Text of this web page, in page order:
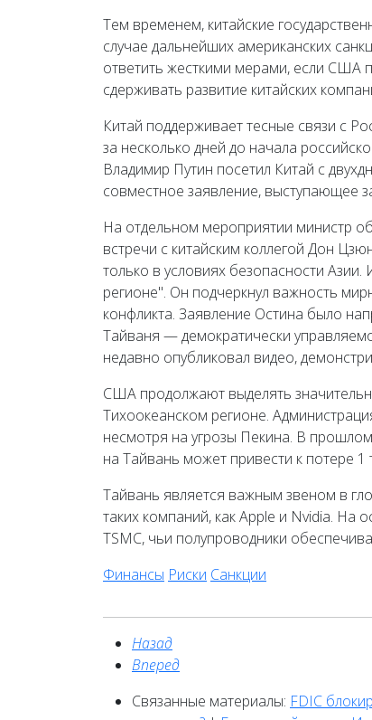
Тем временем, китайские
случае дальнейших американских
ответить жесткими мерами, если США
сдерживать развитие китайских
Китай поддерживает тесные связи с
за несколько дней до начала
Владимир Путин посетил Китай с
совместное заявление, выступающее
На отдельном мероприятии министр
встречи с китайским коллегой Дон
только в условиях безопасности
регионе". Он подчеркнул важность
конфликта. Заявление Остина было
Тайваня — демократически
недавно опубликовал видео,
США продолжают выделять
Тихоокеанском регионе.
несмотря на угрозы Пекина. В
на Тайвань может привести к потере
Тайвань является важным звеном в
таких компаний, как Apple и Nvidia. На
TSMC, чьи полупроводники
Финансы Риски Санкции
Назад
Вперед
Связанные материалы: FDIC